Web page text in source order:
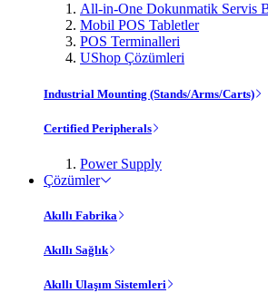
All-in-One Dokunmatik Servis
Mobil POS Tabletler
POS Terminalleri
UShop Çözümleri
Industrial Mounting (Stands/Arms/Carts)
Certified Peripherals
Power Supply
Çözümler
Akıllı Fabrika
Akıllı Sağlık
Akıllı Ulaşım Sistemleri